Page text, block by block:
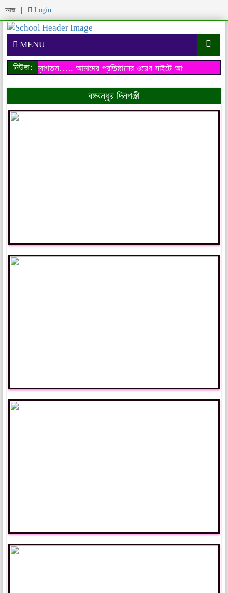
আজ Login
MENU
নিউজ: আমাদের প্রতিষ্ঠানের ওয়েব সাইটে আপনাকে
স্বাগতম…..
বঙ্গবন্ধুর দিনপঞ্জী